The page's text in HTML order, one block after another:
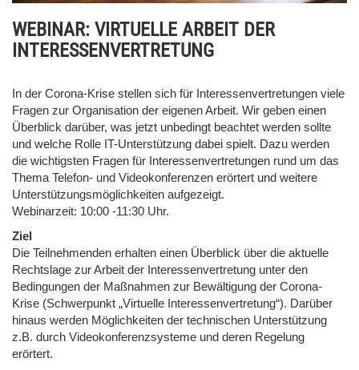
WEBINAR: VIRTUELLE ARBEIT DER
INTERESSENVERTRETUNG
In der Corona-Krise stellen sich für Interessenvertretungen viele
Fragen zur Organisation der eigenen Arbeit. Wir geben einen
Überblick darüber, was jetzt unbedingt beachtet werden sollte
und welche Rolle IT-Unterstützung dabei spielt. Dazu werden
die wichtigsten Fragen für Interessenvertretungen rund um das
Thema Telefon- und Videokonferenzen erörtert und weitere
Unterstützungsmöglichkeiten aufgezeigt.
Webinarzeit: 10:00 -11:30 Uhr.
Ziel
Die Teilnehmenden erhalten einen Überblick über die aktuelle
Rechtslage zur Arbeit der Interessenvertretung unter den
Bedingungen der Maßnahmen zur Bewältigung der Corona-
Krise (Schwerpunkt „Virtuelle Interessenvertretung“). Darüber
hinaus werden Möglichkeiten der technischen Unterstützung
z.B. durch Videokonferenzsysteme und deren Regelung
erörtert.